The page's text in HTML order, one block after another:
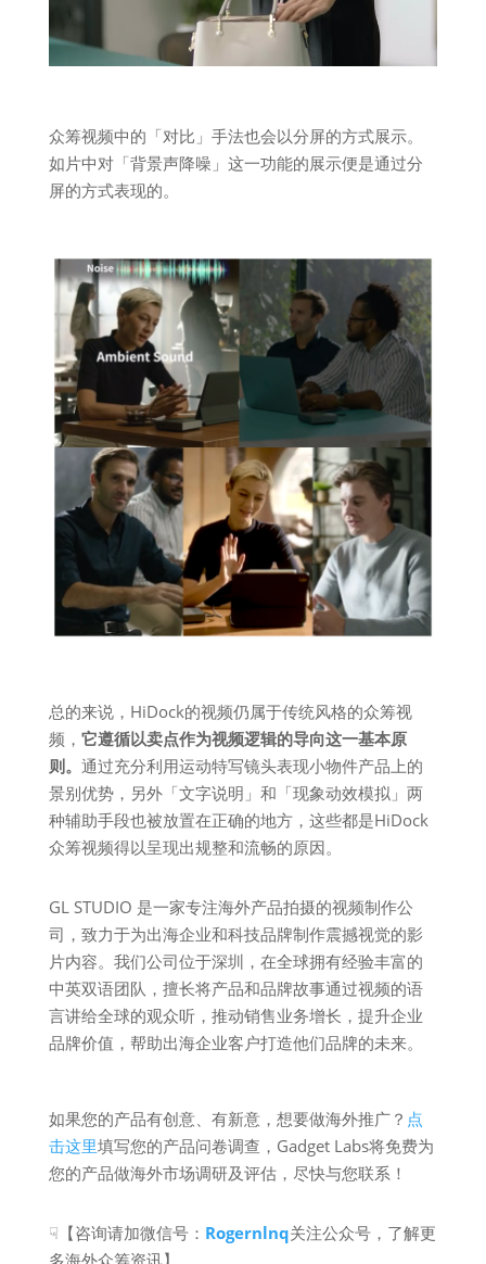
众筹视频中的「对比」手法也会以分屏的方式展示。
如片中对「背景声降噪」这一功能的展示便是通过分
屏的方式表现的。
总的来说，HiDock的视频仍属于传统风格的众筹视
频， 它遵循以卖点作为视频逻辑的导向这一基本原
则。 通过充分利用运动特写镜头表现小物件产品上的
景别优势，另外「文字说明」和「现象动效模拟」两
种辅助手段也被放置在正确的地方，这些都是HiDock
众筹视频得以呈现出规整和流畅的原因。
GL STUDIO 是一家专注海外产品拍摄的视频制作公
司，致力于为出海企业和科技品牌制作震撼视觉的影
片内容。我们公司位于深圳，在全球拥有经验丰富的
中英双语团队，擅长将产品和品牌故事通过视频的语
言讲给全球的观众听，推动销售业务增长，提升企业
品牌价值，帮助出海企业客户打造他们品牌的未来。
如果您的产品有创意、有新意，想要做海外推广？ 点
击这里填写您的产品问卷调查，Gadget Labs将免费为
您的产品做海外市场调研及评估，尽快与您联系！
☟【咨询请加微信号： Rogernlnq关注公众号，了解更